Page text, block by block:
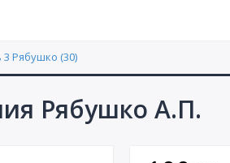
3 Рябушко (30)
Рябушко А.П.